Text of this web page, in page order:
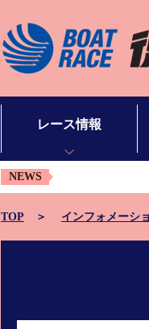
レース情報
シリーズインデックス
出場予定選手一覧
NEWS
TOP インフォメーシ